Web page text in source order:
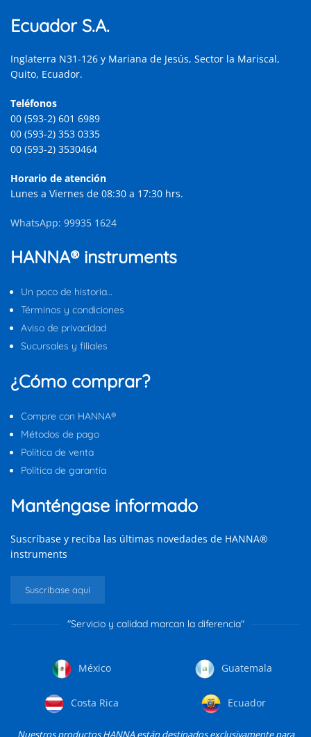
Ecuador S.A.
Inglaterra N31-126 y Mariana de Jesús, Sector la Mariscal,
Quito, Ecuador.
Teléfonos
00 (593-2) 601 6989
00 (593-2) 353 0335
00 (593-2) 3530464
Horario de atención
Lunes a Viernes de 08:30 a 17:30 hrs.
WhatsApp: 99935 1624
HANNA® instruments
Un poco de historia…
Términos y condiciones
Aviso de privacidad
Sucursales y filiales
¿Cómo comprar?
Compre con HANNA®
Métodos de pago
Política de venta
Política de garantía
Manténgase informado
Suscríbase y reciba las últimas novedades de HANNA®
instruments
Suscríbase aquí
"Servicio y calidad marcan la diferencia"
México Guatemala
Costa Rica Ecuador
Nuestros productos HANNA están destinados exclusivamente para